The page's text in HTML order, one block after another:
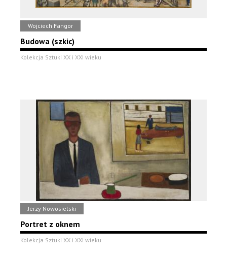
Wojciech Fangor
Budowa (szkic)
Kolekcja Sztuki XX i XXI wieku
Jerzy Nowosielski
Portret z oknem
Kolekcja Sztuki XX i XXI wieku